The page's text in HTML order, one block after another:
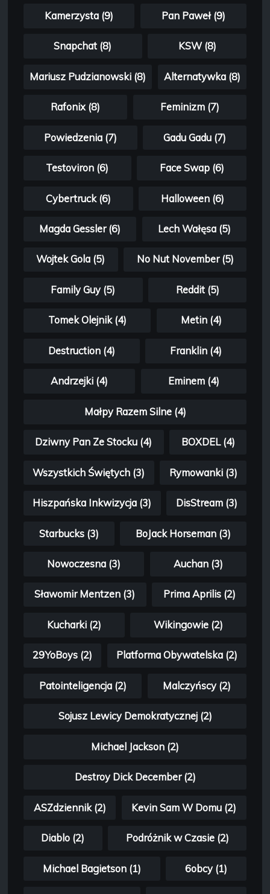
Kamerzysta (9) Pan Paweł (9)
Snapchat (8) KSW (8)
Mariusz Pudzianowski (8) Alternatywka (8)
Rafonix (8) Feminizm (7)
Powiedzenia (7) Gadu Gadu (7)
Testoviron (6) Face Swap (6)
Cybertruck (6) Halloween (6)
Magda Gessler (6) Lech Wałęsa (5)
Wojtek Gola (5) No Nut November (5)
Family Guy (5) Reddit (5)
Tomek Olejnik (4) Metin (4)
Destruction (4) Franklin (4)
Andrzejki (4) Eminem (4)
Małpy Razem Silne (4)
Dziwny Pan Ze Stocku (4) BOXDEL (4)
Wszystkich Świętych (3) Rymowanki (3)
Hiszpańska Inkwizycja (3) DisStream (3)
Starbucks (3) BoJack Horseman (3)
Nowoczesna (3) Auchan (3)
Sławomir Mentzen (3) Prima Aprilis (2)
Kucharki (2) Wikingowie (2)
29YoBoys (2) Platforma Obywatelska (2)
Patointeligencja (2) Malczyńscy (2)
Sojusz Lewicy Demokratycznej (2)
Michael Jackson (2)
Destroy Dick December (2)
ASZdziennik (2) Kevin Sam W Domu (2)
Diablo (2) Podróżnik w Czasie (2)
Michael Bagietson (1) 6obcy (1)